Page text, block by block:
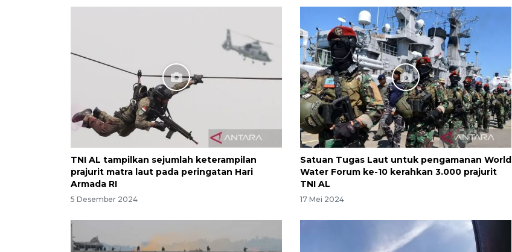
TNI AL tampilkan sejumlah keterampilan
prajurit matra laut pada peringatan Hari
Armada RI
5 Desember 2024
Satuan Tugas Laut untuk pengamanan World
Water Forum ke-10 kerahkan 3.000 prajurit
TNI AL
17 Mei 2024